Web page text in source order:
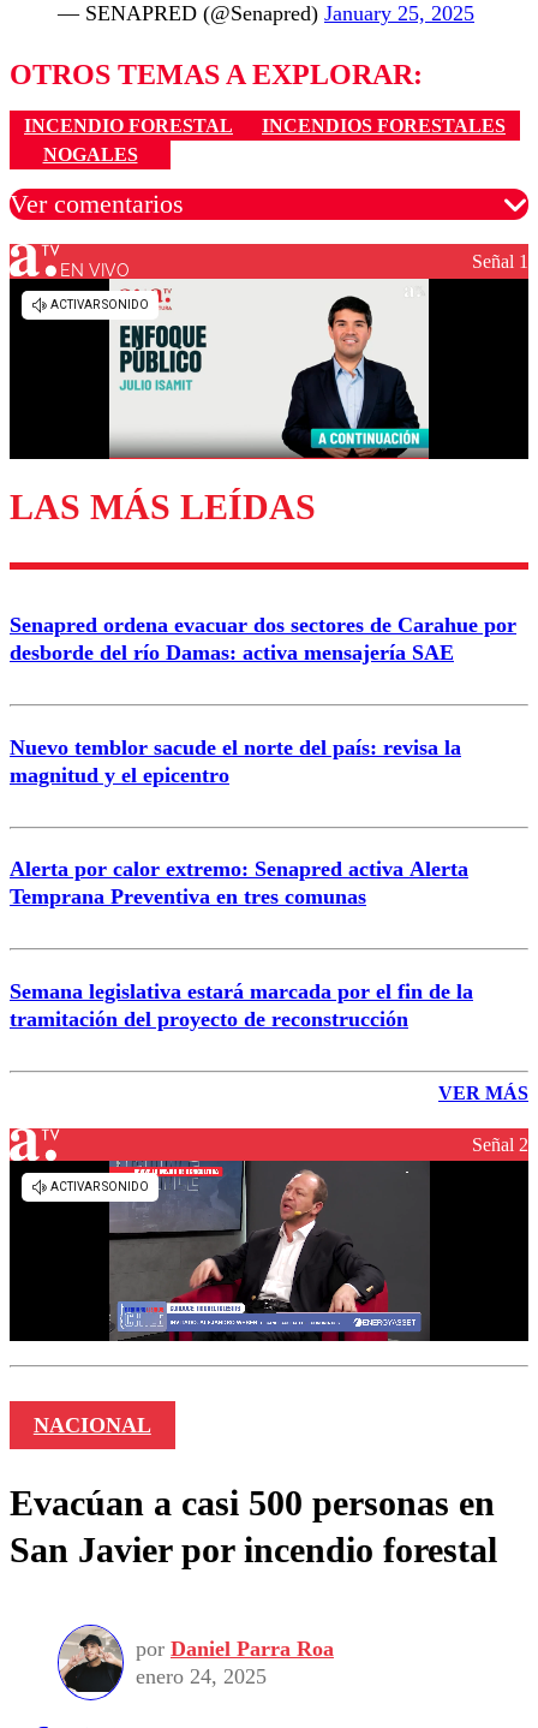
— SENAPRED (@Senapred) January 25, 2025
OTROS TEMAS A EXPLORAR:
INCENDIO FORESTAL
INCENDIOS FORESTALES
NOGALES
Ver comentarios
Los comentarios son moderados para garantizar un
diálogo respetuoso.
Enviar comentario
EN VIVO Señal 1
LAS MÁS LEÍDAS
Senapred ordena evacuar dos sectores de Carahue por
desborde del río Damas: activa mensajería SAE
Nuevo temblor sacude el norte del país: revisa la
magnitud y el epicentro
Alerta por calor extremo: Senapred activa Alerta
Temprana Preventiva en tres comunas
Semana legislativa estará marcada por el fin de la
tramitación del proyecto de reconstrucción
VER MÁS
Señal 2
NACIONAL
Evacúan a casi 500 personas en
San Javier por incendio forestal
por Daniel Parra Roa
enero 24, 2025